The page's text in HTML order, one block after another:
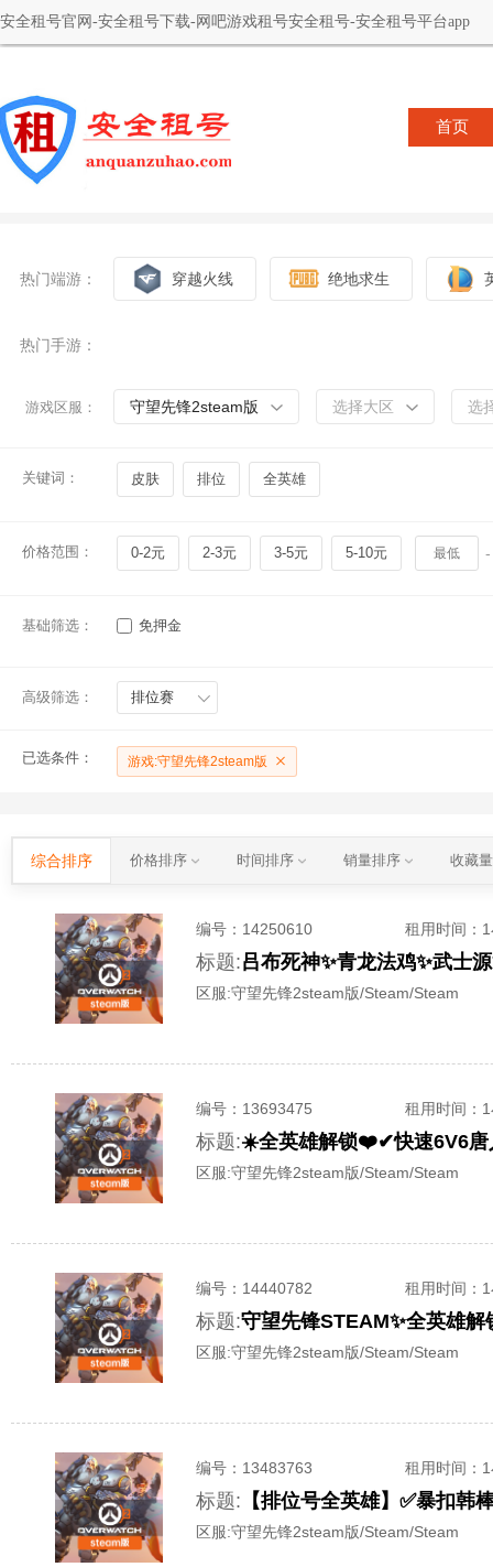
安全租号官网-安全租号下载-网吧游戏租号安全租号-安全租号平台app
首页
热门端游： 穿越火线 绝地求生
热门手游：
游戏区服： 守望先锋2steam版 选择大区 选
关键词： 皮肤 排位 全英雄
价格范围： 0-2元 2-3元 3-5元 5-10元 -
基础筛选： 免押金
高级筛选： 排位赛
已选条件： 游戏:守望先锋2steam版
综合排序 价格排序 时间排序 销量排序 收藏
编号： 14250610 租用时间 ：
标题:
区服:守望先锋2steam版/Steam/Steam
编号： 13693475 租用时间 ：
标题:
区服:守望先锋2steam版/Steam/Steam
编号： 14440782 租用时间 ：
标题:守望先锋STEAM✨全英雄解
区服:守望先锋2steam版/Steam/Steam
编号： 13483763 租用时间 ：
标题: 【排位号全英雄】✅暴扣韩
区服:守望先锋2steam版/Steam/Steam